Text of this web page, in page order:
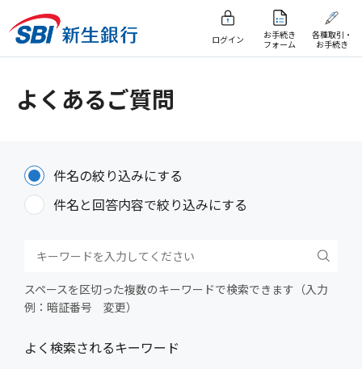
ログイン
お手続き
フォーム
各種取引・
お手続き
よくあるご質問
件名の絞り込みにする
件名と回答内容で絞り込みにする
スペースを区切った複数のキーワードで検索できます（入力
例：暗証番号 変更）
よく検索されるキーワード